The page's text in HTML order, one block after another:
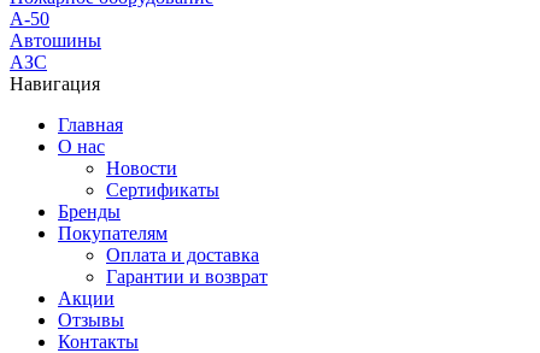
А-50
Автошины
АЗС
Навигация
Главная
О нас
Новости
Сертификаты
Бренды
Покупателям
Оплата и доставка
Гарантии и возврат
Акции
Отзывы
Контакты